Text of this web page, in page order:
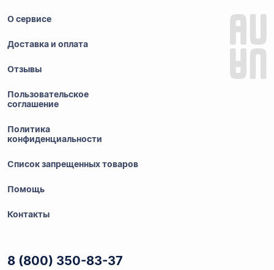
О сервисе
Доставка и оплата
Отзывы
Пользовательское
соглашение
Политика
конфиденциальности
Список запрещенных товаров
Помощь
Контакты
8 (800) 350-83-37